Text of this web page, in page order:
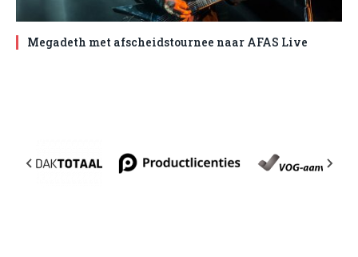
Megadeth met afscheidstournee naar AFAS Live